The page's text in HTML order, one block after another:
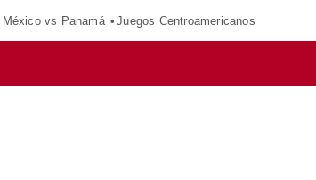
México vs Panamá Juegos Centroamericanos